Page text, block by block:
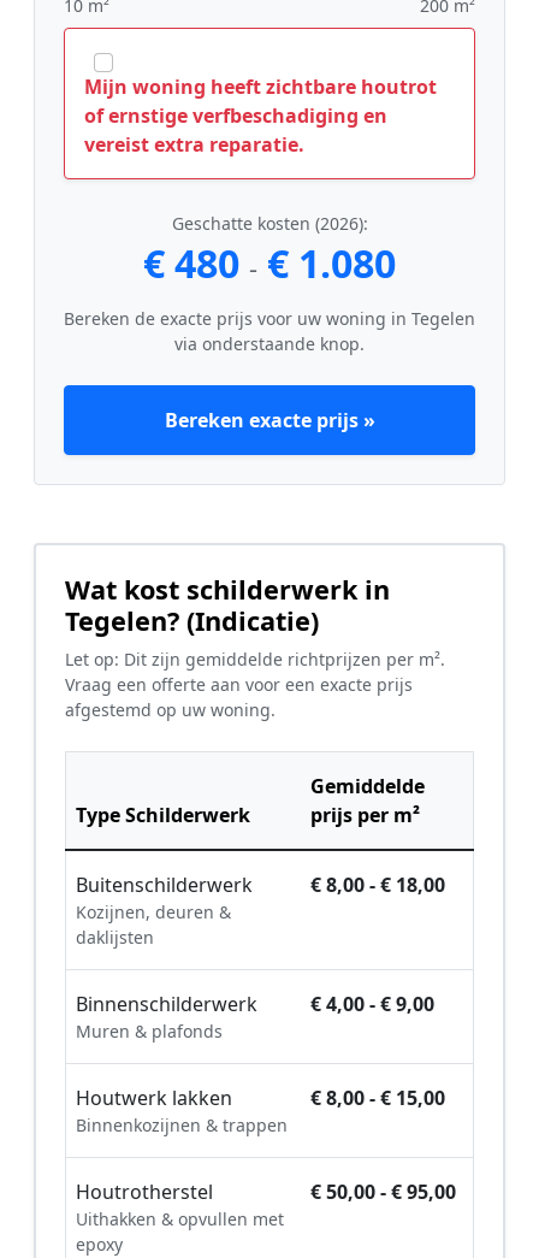
10 m² 200 m²
Mijn woning heeft zichtbare houtrot
of ernstige verfbeschadiging en
vereist extra reparatie.
Geschatte kosten (2026):
€ 480 - € 1.080
Bereken de exacte prijs voor uw woning in Tegelen
via onderstaande knop.
Bereken exacte prijs »
Wat kost schilderwerk in
Tegelen? (Indicatie)
Let op: Dit zijn gemiddelde richtprijzen per m².
Vraag een offerte aan voor een exacte prijs
afgestemd op uw woning.
Type Schilderwerk
Gemiddelde
prijs per m²
Buitenschilderwerk
Kozijnen, deuren &
daklijsten
€ 8,00 - € 18,00
Binnenschilderwerk
Muren & plafonds
€ 4,00 - € 9,00
Houtwerk lakken
Binnenkozijnen & trappen
€ 8,00 - € 15,00
Houtrotherstel
Uithakken & opvullen met
epoxy
€ 50,00 - € 95,00